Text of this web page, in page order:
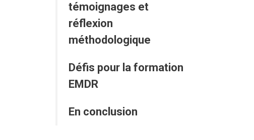
témoignages et
réflexion
méthodologique
Défis pour la formation
EMDR
En conclusion